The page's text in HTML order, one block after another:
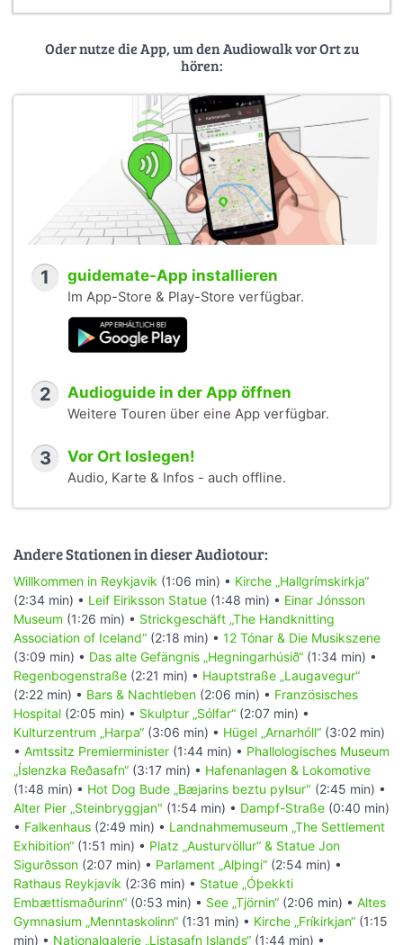
Oder nutze die App, um den Audiowalk vor Ort zu
hören:
1 guidemate-App installieren
Im App-Store & Play-Store verfügbar.
2 Audioguide in der App öffnen
Weitere Touren über eine App verfügbar.
3 Vor Ort loslegen!
Audio, Karte & Infos - auch offline.
Andere Stationen in dieser Audiotour:
Willkommen in Reykjavik (1:06 min) • Kirche „Hallgrímskirkja“
(2:34 min) • Leif Eiriksson Statue (1:48 min) • Einar Jónsson
Museum (1:26 min) • Strickgeschäft „The Handknitting
Association of Iceland“ (2:18 min) • 12 Tónar & Die Musikszene
(3:09 min) • Das alte Gefängnis „Hegningarhúsið“ (1:34 min) •
Regenbogenstraße (2:21 min) • Hauptstraße „Laugavegur“
(2:22 min) • Bars & Nachtleben (2:06 min) • Französisches
Hospital (2:05 min) • Skulptur „Sólfar“ (2:07 min) •
Kulturzentrum „Harpa“ (3:06 min) • Hügel „Arnarhóll“ (3:02 min)
• Amtssitz Premierminister (1:44 min) • Phallologisches Museum
„Íslenzka Reðasafn“ (3:17 min) • Hafenanlagen & Lokomotive
(1:48 min) • Hot Dog Bude „Bæjarins beztu pylsur" (2:45 min) •
Alter Pier „Steinbryggjan" (1:54 min) • Dampf-Straße (0:40 min)
• Falkenhaus (2:49 min) • Landnahmemuseum „The Settlement
Exhibition“ (1:51 min) • Platz „Austurvöllur“ & Statue Jon
Sigurðsson (2:07 min) • Parlament „Alþingi“ (2:54 min) •
Rathaus Reykjavík (2:36 min) • Statue „Óþekkti
Embættismaðurinn“ (0:53 min) • See „Tjörnin“ (2:06 min) • Altes
Gymnasium „Menntaskolinn“ (1:31 min) • Kirche „Fríkirkjan“ (1:15
min) • Nationalgalerie „Listasafn Islands“ (1:44 min) •